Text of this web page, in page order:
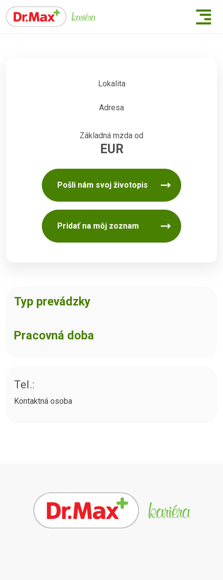
Lokalita
Adresa
Základná mzda od
EUR
Pošli nám svoj životopis
Pridať na môj zoznam
Typ prevádzky
Pracovná doba
Tel.:
Kontaktná osoba